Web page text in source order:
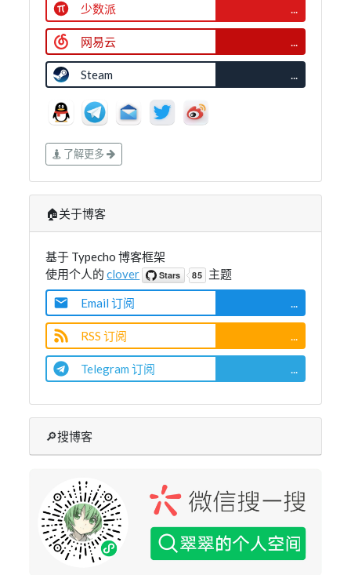
少数派
网易云
Steam
了解更多
🏠关于博客
基于 Typecho 博客框架
使用个人的clover 主题
Email 订阅 ...
RSS 订阅 ...
Telegram 订阅 ...
🔎搜博客